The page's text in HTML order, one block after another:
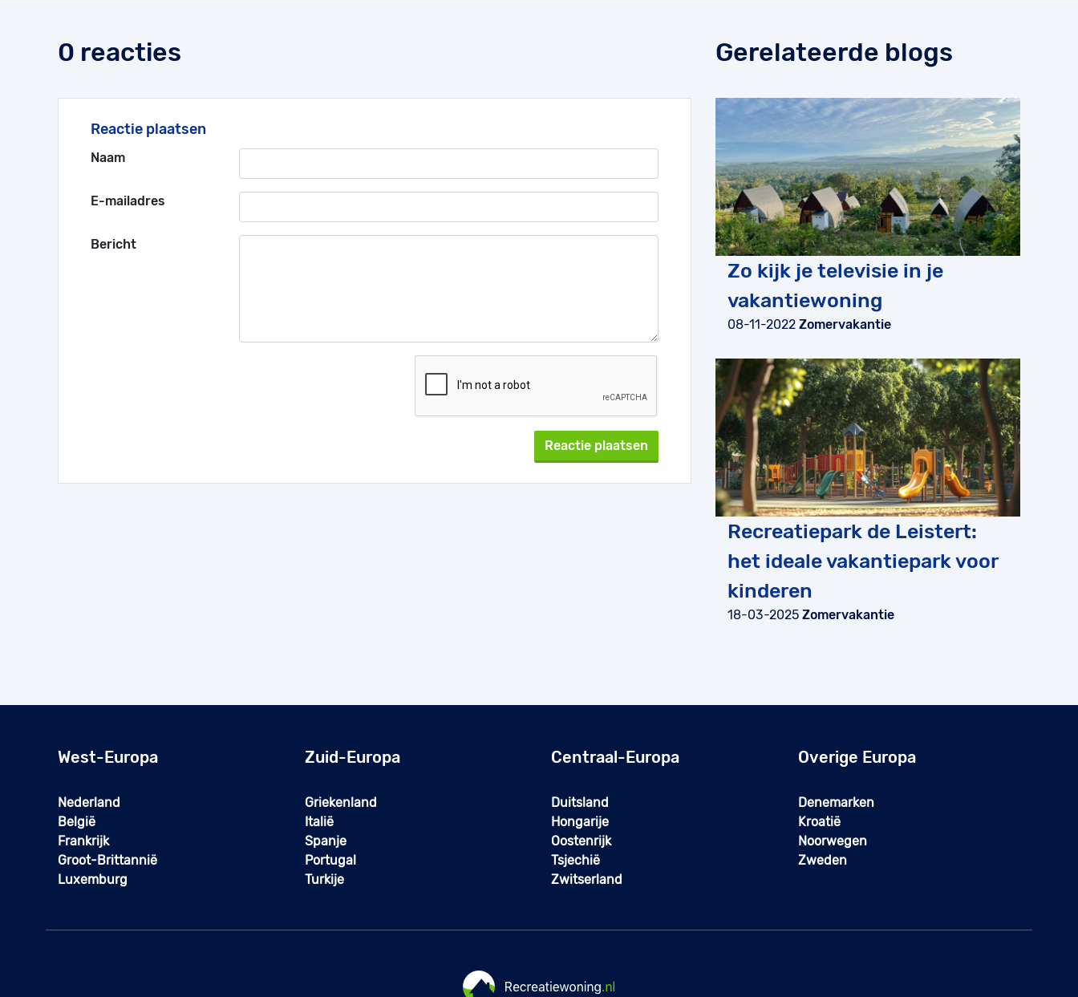
0 reacties
Reactie plaatsen
Naam
E-mailadres
Bericht
Gerelateerde blogs
Zo kijk je televisie in je
vakantiewoning
08-11-2022 Zomervakantie
Recreatiepark de Leistert:
het ideale vakantiepark voor
kinderen
18-03-2025 Zomervakantie
West-Europa
Nederland
België
Frankrijk
Groot-Brittannië
Luxemburg
Zuid-Europa
Griekenland
Italië
Spanje
Portugal
Turkije
Centraal-Europa
Duitsland
Hongarije
Oostenrijk
Tsjechië
Zwitserland
Overige Europa
Denemarken
Kroatië
Noorwegen
Zweden